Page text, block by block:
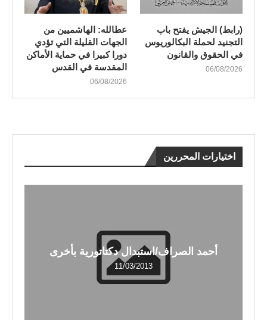
(رابط) الجيش يفتح باب
التجنيد لحملة البكالوريوس
في الحقوق والقانون
06/08/2026
عطالله: الهاشميين من
الجهات القليلة التي تؤدي
دورا كبيرا في حماية الأماكن
المقدسة في القدس
06/08/2026
اختيارات المحررين
أحمد الصراف/استبدال دكتاتورية بأخرى
11/03/2013